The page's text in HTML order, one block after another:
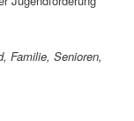
Familie, Senioren,